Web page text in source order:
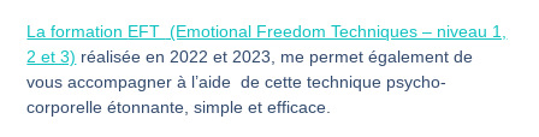
La formation EFT (Emotional Freedom Techniques – niveau 1,
2 et 3) réalisée en 2022 et 2023 , me permet également de
vous accompagner à l’aide de cette technique psycho-
corporelle étonnante, simple et efficace.